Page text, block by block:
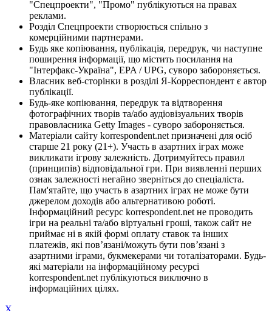
"Спецпроекти", "Промо" публікуються на правах
реклами.
Розділ Спецпроекти створюється спільно з
комерційними партнерами.
Будь яке копіювання, публікація, передрук, чи наступне
поширення інформації, що містить посилання на
"Інтерфакс-Україна", EPA / UPG, суворо забороняється.
Власник веб-сторінки в розділі Я-Корреспондент є автор
публікації.
Будь-яке копіювання, передрук та відтворення
фотографічних творів та/або аудіовізуальних творів
правовласника Getty Images - суворо забороняється.
Матеріали сайту korrespondent.net призначені для осіб
старше 21 року (21+). Участь в азартних іграх може
викликати ігрову залежність. Дотримуйтесь правил
(принципів) відповідальної гри. При виявленні перших
ознак залежності негайно зверніться до спеціаліста.
Пам'ятайте, що участь в азартних іграх не може бути
джерелом доходів або альтернативою роботі.
Інформаційний ресурс korrespondent.net не проводить
ігри на реальні та/або віртуальні гроші, також сайт не
приймає ні в якій формі оплату ставок та інших
платежів, які пов’язані/можуть бути пов’язані з
азартними іграми, букмекерами чи тоталізаторами. Будь-
які матеріали на інформаційному ресурсі
korrespondent.net публікуються виключно в
інформаційних цілях.